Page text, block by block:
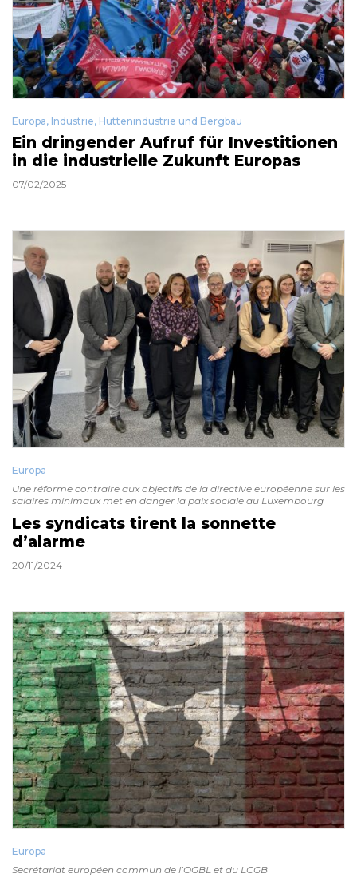
Europa, Industrie, Hüttenindustrie und Bergbau
Ein dringender Aufruf für Investitionen
in die industrielle Zukunft Europas
07/02/2025
Europa
Une réforme contraire aux objectifs de la directive européenne sur les
salaires minimaux met en danger la paix sociale au Luxembourg
Les syndicats tirent la sonnette
d’alarme
20/11/2024
Europa
Secrétariat européen commun de l’OGBL et du LCGB